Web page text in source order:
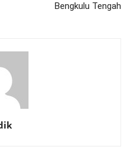
Bengkulu Tengah